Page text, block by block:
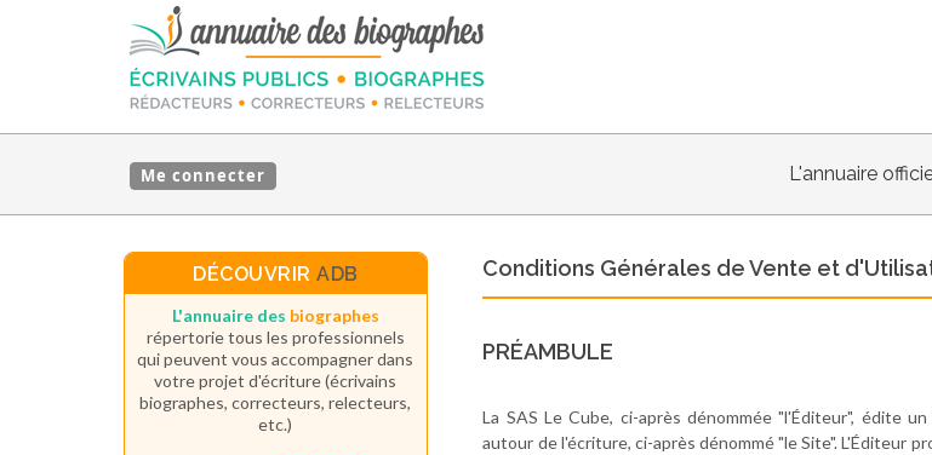
L'annuaire
Me connecter
Conditions Générales de Vente et
PRÉAMBULE
La SAS Le Cube, ci-après dénommée "l'Éditeur", édite
autour de l'écriture, ci-après dénommé "le Site". L'Éditeur
DÉCOUVRIRADB
L'annuaire des biographes
répertorie tous les professionnels
qui peuvent vous accompagner dans
votre projet d'écriture (écrivains
biographes, correcteurs, relecteurs,
etc.)